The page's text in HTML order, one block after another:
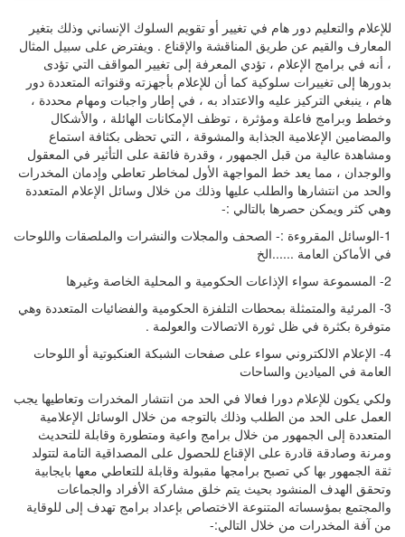
للإعلام والتعليم دور هام في تغيير أو تقويم السلوك الإنساني وذلك بتغير
المعارف والقيم عن طريق المناقشة والإقناع . ويفترض على سبيل المثال
، أنه في برامج الإعلام ، تؤدي المعرفة إلى تغيير المواقف التي تؤدى
بدورها إلى تغييرات سلوكية كما أن للإعلام بأجهزته وقنواته المتعددة دور
هام ، ينبغي التركيز عليه والاعتداد به ، في إطار واجبات ومهام محددة ،
وخطط وبرامج فاعلة ومؤثرة ، توظف الإمكانات الهائلة ، والأشكال
والمضامين الإعلامية الجذابة والمشوقة ، التي تحظى بكثافة استماع
ومشاهدة عالية من قبل الجمهور ، وقدرة فائقة على التأثير في المعقول
والوجدان ، مما يعد خط المواجهة الأول لمخاطر تعاطي وإدمان المخدرات
والحد من انتشارها والطلب عليها وذلك من خلال وسائل الإعلام المتعددة
وهي كثر ويمكن حصرها بالتالي :-
1-الوسائل المقروءة :- الصحف والمجلات والنشرات والملصقات واللوحات
في الأماكن العامة ......الخ
2- المسموعة سواء الإذاعات الحكومية و المحلية الخاصة وغيرها
3- المرئية والمتمثلة بمحطات التلفزة الحكومية والفضائيات المتعددة وهي
متوفرة بكثرة في ظل ثورة الاتصالات والعولمة .
4- الإعلام الالكتروني سواء على صفحات الشبكة العنكبوتية أو اللوحات
العامة في الميادين والساحات
ولكي يكون للإعلام دورا فعالا في الحد من انتشار المخدرات وتعاطيها يجب
العمل على الحد من الطلب وذلك بالتوجه من خلال الوسائل الإعلامية
المتعددة إلى الجمهور من خلال برامج واعية ومتطورة وقابلة للتحديث
ومرنة وصادقة قادرة على الإقناع للحصول على المصداقية التامة لتتولد
ثقة الجمهور بها كي تصبح برامجها مقبولة وقابلة للتعاطي معها بايجابية
وتحقق الهدف المنشود بحيث يتم خلق مشاركة الأفراد والجماعات
والمجتمع بمؤسساته المتنوعة الاختصاص بإعداد برامج تهدف إلى للوقاية
من آفة المخدرات من خلال التالي:-